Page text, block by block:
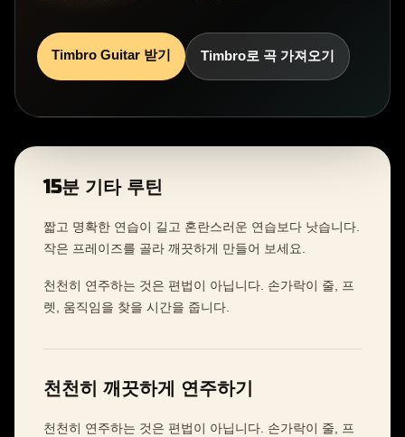
Timbro Guitar 받기 Timbro로 곡 가져오기
15분 기타 루틴
짧고 명확한 연습이 길고 혼란스러운 연습보다 낫습니다.
작은 프레이즈를 골라 깨끗하게 만들어 보세요.
천천히 연주하는 것은 편법이 아닙니다. 손가락이 줄, 프
렛, 움직임을 찾을 시간을 줍니다.
천천히 깨끗하게 연주하기
천천히 연주하는 것은 편법이 아닙니다. 손가락이 줄, 프